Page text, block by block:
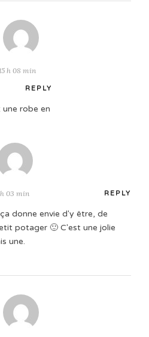
h 08 min
REPLY
robe en
h 03 min REPLY
donne envie d'y être, de
potager 🙂 C'est une jolie
une.